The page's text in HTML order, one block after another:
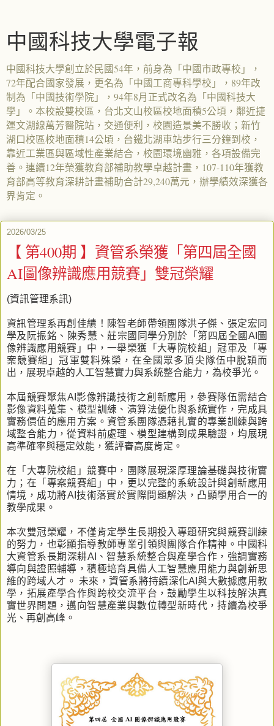
中國科技大學電子報
中國科技大學創立於民國54年，前身為「中國市政專校」，
72年配合國家發展，更名為「中國工商專科學校」，89年改
制為「中國技術學院」，94年8月正式改名為「中國科技大
學」。本校設雙校區，台北文山校區校地面積5公頃，鄰近捷
運文湖線萬芳醫院站，交通便利，校園造景美不勝收；新竹
湖口校區校地面積14公頃，台鐵北湖車站步行三分鐘到校，
靠近工業區與區域性產業結合，校園環境幽雅，各項設備完
善。連續12年榮獲教育部補助教學卓越計畫，107-110年獲教
育部高等教育深耕計畫補助合計29,240萬元，辦學績效深獲各
界肯定。
2026/03/25
【 第400期 】資管系榮獲「第四屆全國
AI圖像辨識應用競賽」雙冠榮耀
(資訊管理系訊)
資訊管理系再創佳績！陳智老師帶領團隊洪子傑、張定宏同
學及阮振銘、陳秀慧、莊宗國同學分別於「第四屆全國AI圖
像辨識應用競賽」中，一舉榮獲「大專院校組」冠軍及「專
案競賽組」冠軍雙料殊榮，在全國眾多頂尖隊伍中脫穎而
出，展現卓越的人工智慧實力與系統整合能力，為校爭光。
本屆競賽聚焦AI影像辨識技術之創新應用，參賽隊伍需結合
影像資料蒐集、模型訓練、演算法優化與系統實作，完成具
實務價值的應用方案。資管系團隊憑藉扎實的專業訓練與跨
域整合能力，從資料前處理、模型建構到成果驗證，均展現
高準確率與穩定效能，獲評審高度肯定。
在「大專院校組」競賽中，團隊展現深厚理論基礎與技術實
力；在「專案競賽組」中，更以完整的系統設計與創新應用
情境，成功將AI技術落實於實際問題解決，凸顯學用合一的
教學成果。
本次雙冠榮耀，不僅肯定學生長期投入專題研究與競賽訓練
的努力，也彰顯指導教師專業引領與團隊合作精神。中國科
大資管系長期深耕AI、智慧系統整合與產學合作，強調實務
導向與證照輔導，積極培育具備人工智慧應用能力與創新思
維的跨域人才。 未來，資管系將持續深化AI與大數據應用教
學，拓展產學合作與跨校交流平台，鼓勵學生以科技解決真
實世界問題，邁向智慧產業與數位轉型新時代，持續為校爭
光、再創高峰。